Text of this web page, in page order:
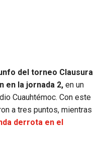
del torneo Clausura
en la jornada 2, en un
Cuauhtémoc. Con este
a tres puntos, mientras
derrota en el